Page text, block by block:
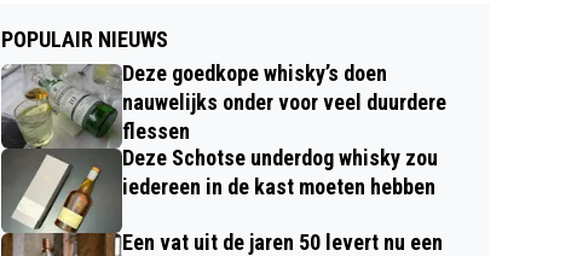
POPULAIR NIEUWS
Deze goedkope whisky’s doen
nauwelijks onder voor veel duurdere
flessen
Deze Schotse underdog whisky zou
iedereen in de kast moeten hebben
Een vat uit de jaren 50 levert nu een